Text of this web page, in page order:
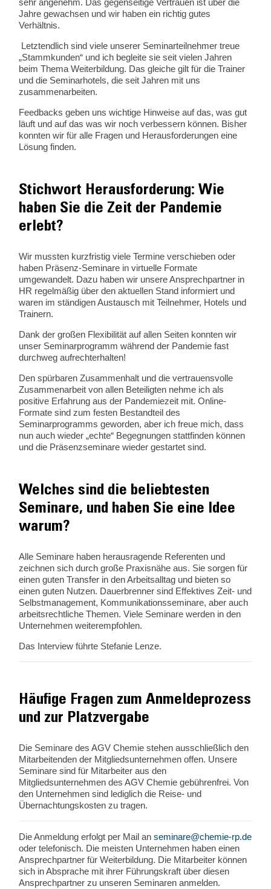
sehr angenehm. Das gegenseitige Vertrauen ist über die
Jahre gewachsen und wir haben ein richtig gutes
Verhältnis.
Letztendlich sind viele unserer Seminarteilnehmer treue
„Stammkunden“ und ich begleite sie seit vielen Jahren
beim Thema Weiterbildung. Das gleiche gilt für die Trainer
und die Seminarhotels, die seit Jahren mit uns
zusammenarbeiten.
Feedbacks geben uns wichtige Hinweise auf das, was gut
läuft und auf das was wir noch verbessern können. Bisher
konnten wir für alle Fragen und Herausforderungen eine
Lösung finden.
Stichwort Herausforderung: Wie
haben Sie die Zeit der Pandemie
erlebt?
Wir mussten kurzfristig viele Termine verschieben oder
haben Präsenz-Seminare in virtuelle Formate
umgewandelt. Dazu haben wir unsere Ansprechpartner in
HR regelmäßig über den aktuellen Stand informiert und
waren im ständigen Austausch mit Teilnehmer, Hotels und
Trainern.
Dank der großen Flexibilität auf allen Seiten konnten wir
unser Seminarprogramm während der Pandemie fast
durchweg aufrechterhalten!
Den spürbaren Zusammenhalt und die vertrauensvolle
Zusammenarbeit von allen Beteiligten nehme ich als
positive Erfahrung aus der Pandemiezeit mit. Online-
Formate sind zum festen Bestandteil des
Seminarprogramms geworden, aber ich freue mich, dass
nun auch wieder „echte“ Begegnungen stattfinden können
und die Präsenzseminare wieder gestartet sind.
Welches sind die beliebtesten
Seminare, und haben Sie eine Idee
warum?
Alle Seminare haben herausragende Referenten und
zeichnen sich durch große Praxisnähe aus. Sie sorgen für
einen guten Transfer in den Arbeitsalltag und bieten so
einen guten Nutzen. Dauerbrenner sind Effektives Zeit- und
Selbstmanagement, Kommunikationsseminare, aber auch
arbeitsrechtliche Themen. Viele Seminare werden in den
Unternehmen weiterempfohlen.
Das Interview führte Stefanie Lenze.
Häufige Fragen zum Anmeldeprozess
und zur Platzvergabe
Die Seminare des AGV Chemie stehen ausschließlich den
Mitarbeitenden der Mitgliedsunternehmen offen. Unsere
Seminare sind für Mitarbeiter aus den
Mitgliedsunternehmen des AGV Chemie gebührenfrei. Von
den Unternehmen sind lediglich die Reise- und
Übernachtungskosten zu tragen.
Die Anmeldung erfolgt per Mail an seminare@chemie-rp.de
oder telefonisch. Die meisten Unternehmen haben einen
Ansprechpartner für Weiterbildung. Die Mitarbeiter können
sich in Absprache mit ihrer Führungskraft über diesen
Ansprechpartner zu unseren Seminaren anmelden.